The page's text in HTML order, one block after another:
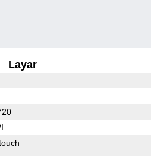
Layar